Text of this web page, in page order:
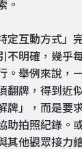
。
定互動方式」
不明確，幾乎
。舉例來說，
翻牌，得到近
牌」，而是要
助拍照紀錄。
其他觀眾接力